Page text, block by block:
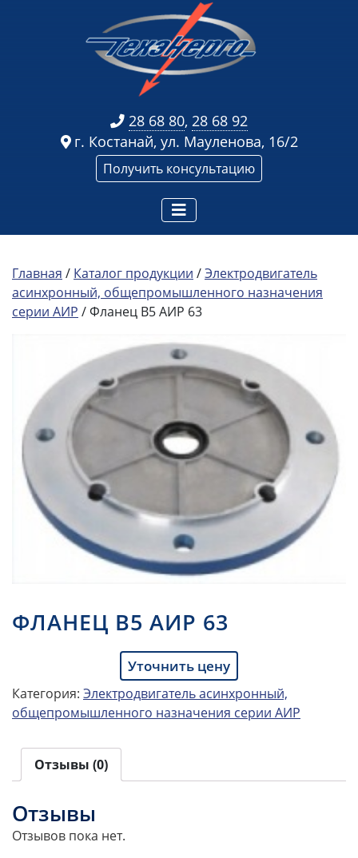
28 68 80, 28 68 92
г. Костанай, ул. Мауленова, 16/2
Получить консультацию
Главная / Каталог продукции /Электродвигатель
асинхронный, общепромышленного назначения
серии АИР / Фланец В5 АИР 63
ФЛАНЕЦ В5 АИР 63
Уточнить цену
Категория: Электродвигатель асинхронный,
общепромышленного назначения серии АИР
Отзывы (0)
Отзывы
Отзывов пока нет.